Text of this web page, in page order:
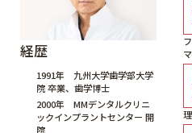
経歴
1991年 九州大学歯学部大学
院 卒業、歯学博士
2000年 MMデンタルクリニ
ックインプラントセンター 開
院